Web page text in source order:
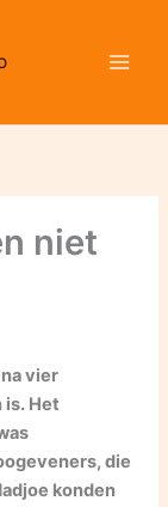
niet
vier
Het
die
konden